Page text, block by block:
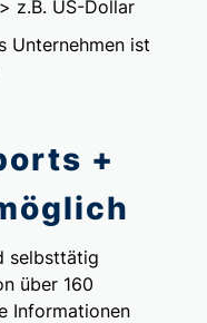
z.B. US-Dollar
Unternehmen ist
+
selbsttätig
über 160
Informationen